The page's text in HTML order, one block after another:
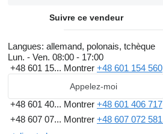
Suivre ce vendeur
Langues: allemand, polonais, tchèque
Lun. - Ven. 08:00 - 17:00
+48 601 15... Montrer +48 601 154 560
Appelez-moi
+48 601 40... Montrer +48 601 406 717
+48 607 07... Montrer +48 607 072 581